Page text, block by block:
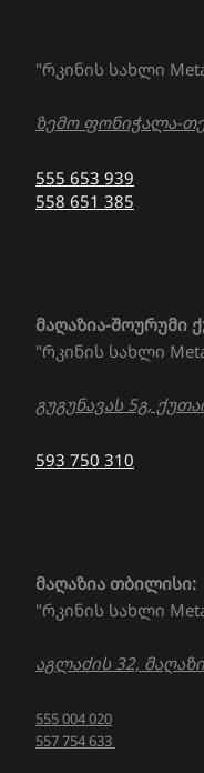
"რკინის სახლი
ზემო ფონიჭალა-
555 653 939
558 651 385
მაღაზია თბილისი:
"რკინის სახლი
აგლაძის 32,
555 004 020
557 754 633
მაღაზია-შოურუმი
"რკინის სახლი
გუგუნავას 5გ,
593 750 310